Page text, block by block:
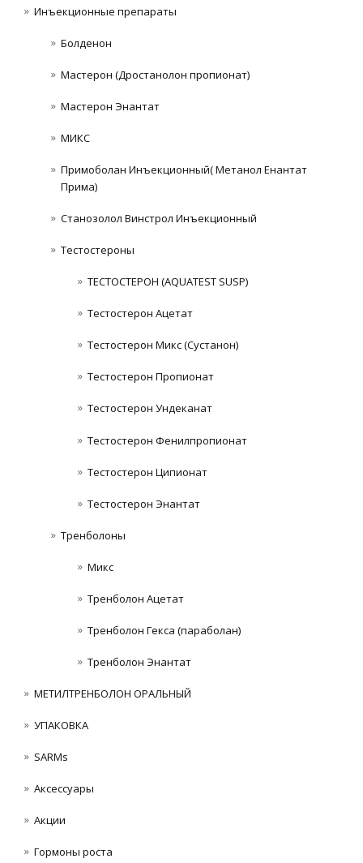
Инъeкциoнныe препараты
Болденон
Мастерон (Дростанолон пропионат)
Мастерон Энантат
МИКС
Примоболан Инъекционный( Метанол Енантат
Прима)
Станозолол Винстрол Инъекционный
Тестостероны
ТЕСТОСТЕРОН (AQUATEST SUSP)
Тестостерон Ацетат
Тестостерон Микс (Сустанон)
Тестостерон Пропионат
Тестостерон Ундеканат
Тестостерон Фенилпропионат
Тестостерон Ципионат
Тестостерон Энантат
Тренболоны
Микс
Тренболон Ацетат
Тренболон Гекса (параболан)
Тренболон Энантат
МЕТИЛТРЕНБОЛОН ОРАЛЬНЫЙ
УПАКОВКА
SARMs
Аксессуары
Акции
Гормоны роста